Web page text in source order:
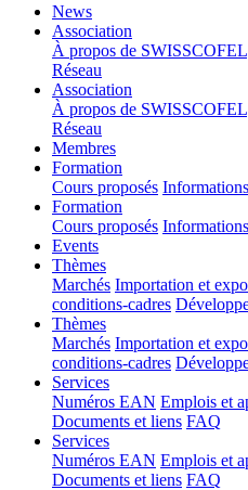
News(current)
Association
À propos de SWISSCOFEL
Réseau
Association
À propos de SWISSCOFEL
Réseau
Membres(current)
Formation
Cours proposés Informations
Formation
Cours proposés Informations
Events(current)
Thèmes(current)
Marchés Importation et
conditions-cadres
Thèmes(current)
Marchés Importation et
conditions-cadres
Services(current)
Numéros EAN Emplois et
Documents et liens FAQ
Services(current)
Numéros EAN Emplois et
Documents et liens FAQ